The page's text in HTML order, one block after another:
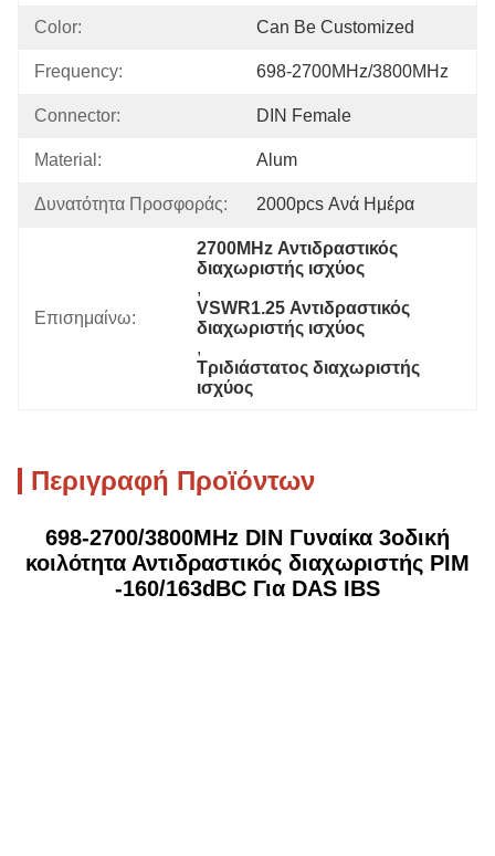
Color: Can Be Customized
Frequency: 698-2700MHz/3800MHz
Connector: DIN Female
Material: Alum
Δυνατότητα Προσφοράς: 2000pcs Ανά Ημέρα
Επισημαίνω:
2700MHz Αντιδραστικός
διαχωριστής ισχύος
,
VSWR1.25 Αντιδραστικός
διαχωριστής ισχύος
,
Τριδιάστατος διαχωριστής
ισχύος
Περιγραφή Προϊόντων
698-2700/3800MHz DIN Γυναίκα 3οδική
κοιλότητα Αντιδραστικός διαχωριστής PIM
-160/163dBC Για DAS IBS